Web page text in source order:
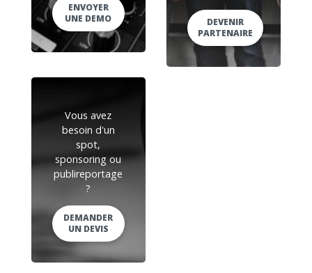
ENVOYER
UNE DEMO
DEVENIR
PARTENAIRE
Vous avez
besoin d'un
spot,
sponsoring ou
publireportage
?
DEMANDER
UN DEVIS